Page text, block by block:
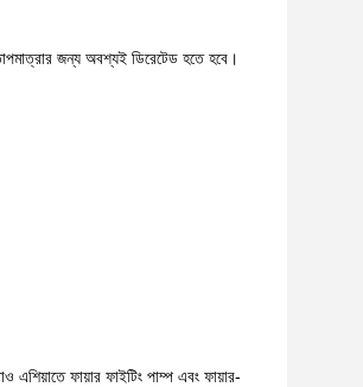
জন্য অবশ্যই ডিরেটেড হতে হবে।
ফায়ার ফাইটিং পাম্প এবং ফায়ার-